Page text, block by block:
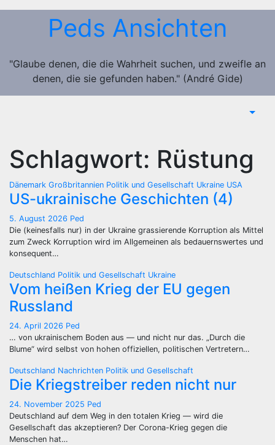
Zum
Peds Ansichten
"Glaube denen, die die Wahrheit suchen, und zweifle an
denen, die sie gefunden haben." (André Gide)
Schlagwort: Rüstung
Dänemark Großbritannien Politik und Gesellschaft Ukraine USA
US-ukrainische Geschichten (4)
5. August 2026 Ped
Die (keinesfalls nur) in der Ukraine grassierende Korruption als Mittel
zum Zweck Korruption wird im Allgemeinen als bedauernswertes und
konsequent…
Deutschland Politik und Gesellschaft Ukraine
Vom heißen Krieg der EU gegen
Russland
24. April 2026 Ped
… von ukrainischem Boden aus — und nicht nur das. „Durch die
Blume“ wird selbst von hohen offiziellen, politischen Vertretern…
Deutschland Nachrichten Politik und Gesellschaft
Die Kriegstreiber reden nicht nur
24. November 2025 Ped
Deutschland auf dem Weg in den totalen Krieg — wird die
Gesellschaft das akzeptieren? Der Corona-Krieg gegen die
Menschen hat…